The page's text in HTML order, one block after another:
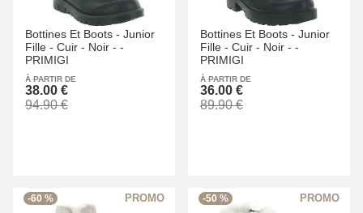
Bottines Et Boots - Junior
Fille - Cuir - Noir - -
PRIMIGI
À PARTIR DE
38.00 €
94.90 €
Bottines Et Boots - Junior
Fille - Cuir - Noir - -
PRIMIGI
À PARTIR DE
36.00 €
89.90 €
-60 % -50 %